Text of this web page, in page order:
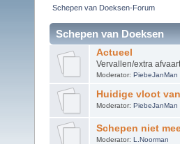
Schepen van Doeksen-Forum
Schepen van Doeksen
Actueel
Vervallen/extra
Moderator: PiebeJanMan
Huidige vloot
Moderator: PiebeJanMan
Schepen niet
Moderator: L.Noorman